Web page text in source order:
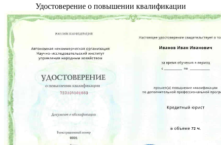
Удостоверение о повышении квалификации